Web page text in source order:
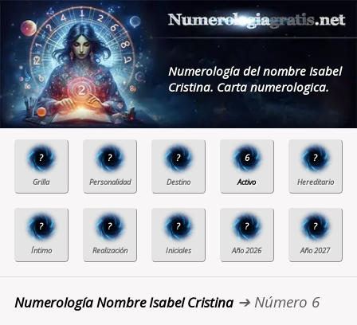
Numerología del nombre Isabel
Cristina. Carta numerologica.
? ? ? 6 ?
? ? ? ? ?
Numerología Nombre Isabel Cristina➔ Número 6